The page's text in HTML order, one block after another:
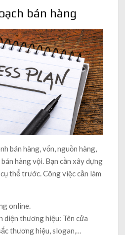
bán hàng
bán hàng, vốn, nguồn hàng,
hàng vội. Bạn cần xây dựng
thể trước. Công việc cần làm
online.
diện thương hiệu: Tên cửa
thương hiệu, slogan,…